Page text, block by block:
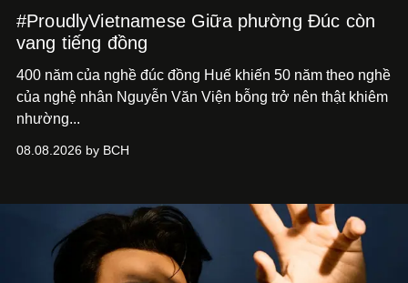
#ProudlyVietnamese Giữa phường Đúc còn
vang tiếng đồng
400 năm của nghề đúc đồng Huế khiến 50 năm theo nghề
của nghệ nhân Nguyễn Văn Viện bỗng trở nên thật khiêm
nhường...
08.08.2026 by BCH